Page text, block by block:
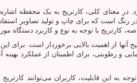
معنای کلی، کارتریج به یک محفظه
رنگ است که برای چاپ و تولید تصاویر
با توجه به نوع و کاربرد دستگاه
از اهمیت بالایی برخوردار است. برای
برای اطمینان از عملکرد بهینه
به این قابلیت، کاربران می‌توانند